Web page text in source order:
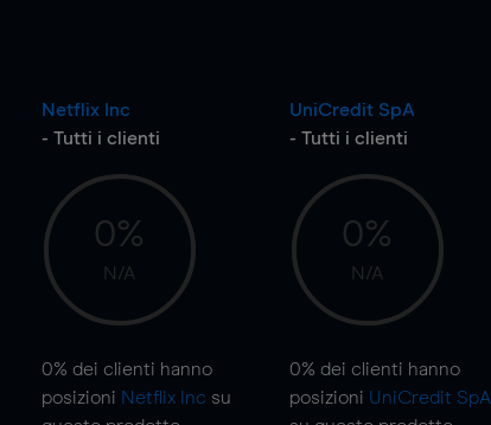
Netflix Inc
- Tutti i clienti
0%
N/A
0% dei clienti hanno
posizioni Netflix Inc su
UniCredit SpA
- Tutti i clienti
0%
N/A
0% dei clienti hanno
posizioni UniCredit SpA